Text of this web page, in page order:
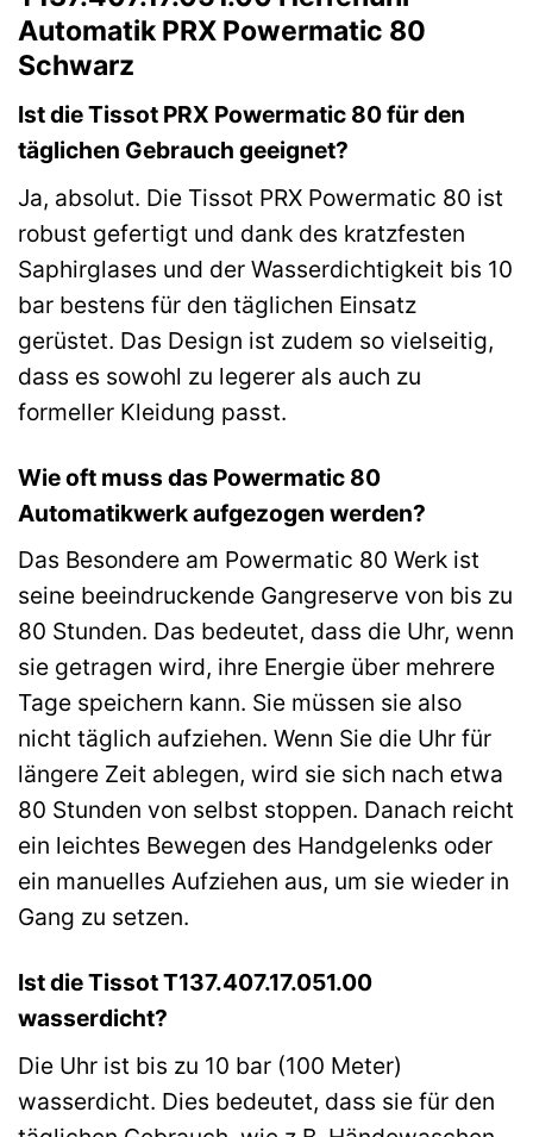
Automatik PRX Powermatic 80
Schwarz
Ist die Tissot PRX Powermatic 80 für den
täglichen Gebrauch geeignet?
Ja, absolut. Die Tissot PRX Powermatic 80 ist
robust gefertigt und dank des kratzfesten
Saphirglases und der Wasserdichtigkeit bis 10
bar bestens für den täglichen Einsatz
gerüstet. Das Design ist zudem so vielseitig,
dass es sowohl zu legerer als auch zu
formeller Kleidung passt.
Wie oft muss das Powermatic 80
Automatikwerk aufgezogen werden?
Das Besondere am Powermatic 80 Werk ist
seine beeindruckende Gangreserve von bis zu
80 Stunden. Das bedeutet, dass die Uhr, wenn
sie getragen wird, ihre Energie über mehrere
Tage speichern kann. Sie müssen sie also
nicht täglich aufziehen. Wenn Sie die Uhr für
längere Zeit ablegen, wird sie sich nach etwa
80 Stunden von selbst stoppen. Danach reicht
ein leichtes Bewegen des Handgelenks oder
ein manuelles Aufziehen aus, um sie wieder in
Gang zu setzen.
Ist die Tissot T137.407.17.051.00
wasserdicht?
Die Uhr ist bis zu 10 bar (100 Meter)
wasserdicht. Dies bedeutet, dass sie für den